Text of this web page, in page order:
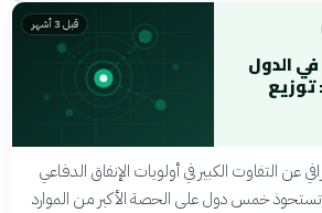
الدول
العربية 2025-2026: توزيع
قبل 3 أشهر
عن التفاوت الكبير في أولويات الإنفاق الدفاعي
تستحوذ خمس دول على الحصة الأكبر من الموارد